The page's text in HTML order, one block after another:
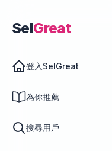
SelGreat
登入SelGreat
為你推薦
搜尋用戶